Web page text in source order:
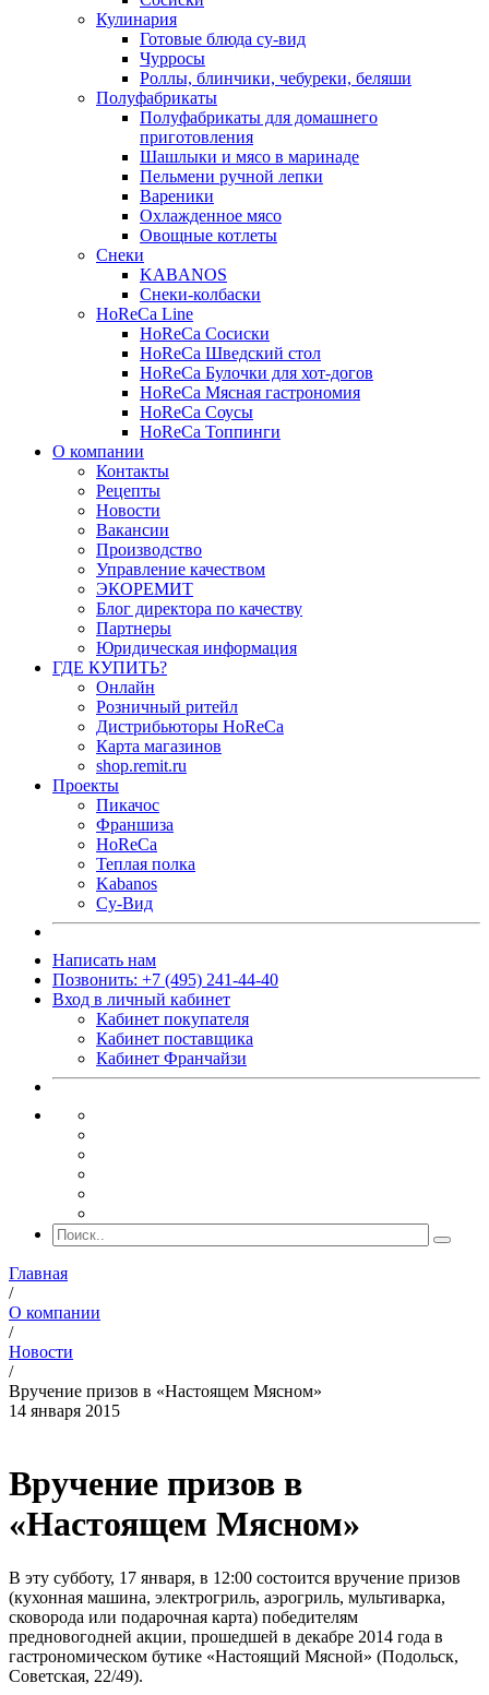
Кулинария
Готовые блюда су-вид
Чурросы
Роллы, блинчики, чебуреки, беляши
Полуфабрикаты
Полуфабрикаты для домашнего
приготовления
Шашлыки и мясо в маринаде
Пельмени ручной лепки
Вареники
Охлажденное мясо
Овощные котлеты
Снеки
KABANOS
Снеки-колбаски
HoReCa Line
HoReCa Сосиски
HoReCa Шведский стол
HoReCa Булочки для хот-догов
HoReCa Мясная гастрономия
HoReCa Соусы
HoReCa Топпинги
О компании
Контакты
Рецепты
Новости
Вакансии
Производство
Управление качеством
ЭКОРЕМИТ
Блог директора по качеству
Партнеры
Юридическая информация
ГДЕ КУПИТЬ?
Онлайн
Розничный ритейл
Дистрибьюторы HoReCa
Карта магазинов
shop.remit.ru
Проекты
Пикачос
Франшиза
HoReCa
Теплая полка
Kabanos
Су-Вид
Написать нам
Позвонить: +7 (495) 241-44-40
Вход в личный кабинет
Кабинет покупателя
Кабинет поставщика
Кабинет Франчайзи
Главная
/
О компании
/
Новости
/
Вручение призов в «Настоящем Мясном»
14 января 2015
Вручение призов в
«Настоящем Мясном»
В эту субботу, 17 января, в 12:00 состоится вручение призов
(кухонная машина, электрогриль, аэрогриль, мультиварка,
сковорода или подарочная карта) победителям
предновогодней акции, прошедшей в декабре 2014 года в
гастрономическом бутике «Настоящий Мясной» (Подольск,
Советская, 22/49).